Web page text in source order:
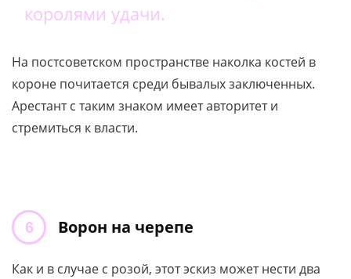
королями удачи.
На постсоветском пространстве наколка костей в
короне почитается среди бывалых заключенных.
Арестант с таким знаком имеет авторитет и
стремиться к власти.
Ворон на черепе
Как и в случае с розой, этот эскиз может нести два